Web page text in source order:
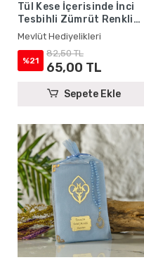
Tül Kese İçerisinde İnci
Tesbihli Zümrüt Renkli
Şantuk Yasin Kitabı Seti -
Mevlüt Hediyelikleri
Mevlüt Hediyelikleri
%21
82,50 TL
65,00 TL
Sepete Ekle